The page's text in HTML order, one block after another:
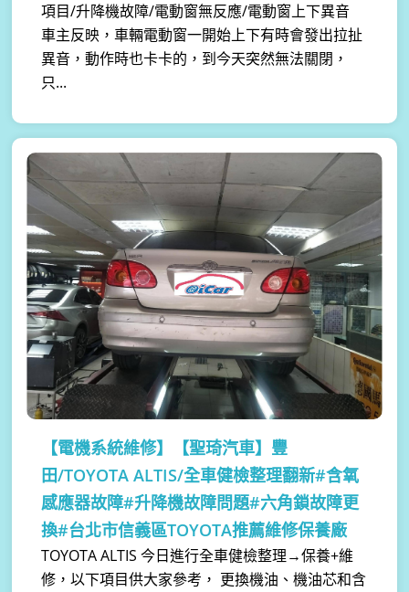
項目/升降機故障/電動窗無反應/電動窗上下異音
車主反映，車輛電動窗一開始上下有時會發出拉扯
異音，動作時也卡卡的，到今天突然無法關閉，
只...
【電機系統維修】
【聖琦汽車】豐
田/TOYOTA ALTIS/全車健檢整理翻新#含氧
感應器故障#升降機故障問題#六角鎖故障更
換#台北市信義區TOYOTA推薦維修保養廠
TOYOTA ALTIS 今日進行全車健檢整理→保養+維
修，以下項目供大家參考， 更換機油、機油芯和含